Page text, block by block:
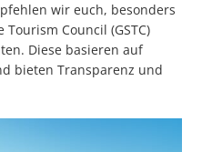
wir euch, besonders
Council (GSTC)
Diese basieren auf
bieten Transparenz und